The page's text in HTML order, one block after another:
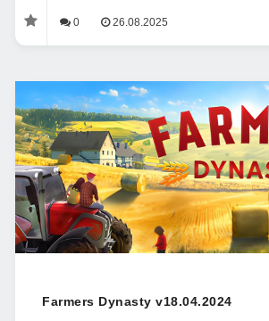
0 26.08.2025
Farmers Dynasty v18.04.2024